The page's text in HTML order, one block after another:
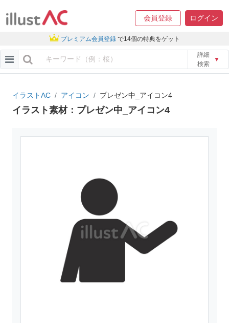
会員登録 ログイン
プレミアム会員登録 で14個の特典をゲット
詳細
検索
▼
イラストAC アイコン プレゼン中_アイコン4
イラスト素材：プレゼン中_アイコン4